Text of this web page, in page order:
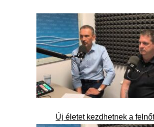
Új életet kezdhetnek a